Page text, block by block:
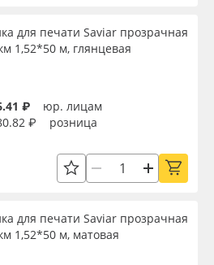
для печати Saviar прозрачная
1,52*50 м, глянцевая
₽
юр. лицам
₽
розница
для печати Saviar прозрачная
1,52*50 м, матовая